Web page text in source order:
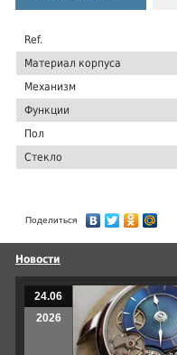
Ref.
Материал корпуса
Механизм
Функции
Пол
Стекло
Поделиться
Новости
24.06
2026